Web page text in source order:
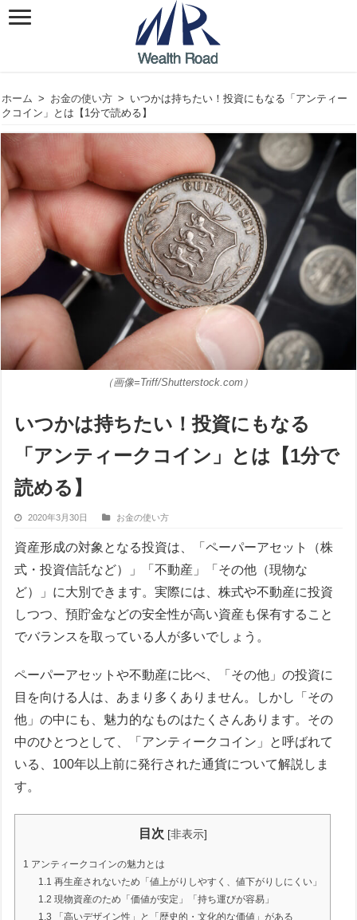
ホーム > お金の使い方 > いつかは持ちたい！投資にもなる「アンティー
クコイン」とは【1分で読める】
（画像=Triff/Shutterstock.com）
いつかは持ちたい！投資にもなる
「アンティークコイン」とは【1分で
読める】
2020年3月30日 お金の使い方
資産形成の対象となる投資は、「ペーパーアセット（株
式・投資信託など）」「不動産」「その他（現物な
ど）」に大別できます。実際には、株式や不動産に投資
しつつ、預貯金などの安全性が高い資産も保有すること
でバランスを取っている人が多いでしょう。
ペーパーアセットや不動産に比べ、「その他」の投資に
目を向ける人は、あまり多くありません。しかし「その
他」の中にも、魅力的なものはたくさんあります。その
中のひとつとして、「アンティークコイン」と呼ばれて
いる、100年以上前に発行された通貨について解説しま
す。
目次 [非表示]
1 アンティークコインの魅力とは
1.1 再生産されないため「値上がりしやすく、値下がりしにくい」
1.2 現物資産のため「価値が安定」「持ち運びが容易」
1.3 「高いデザイン性」と「歴史的・文化的な価値」がある